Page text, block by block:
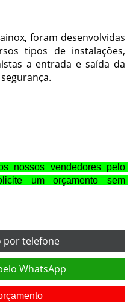
foram desenvolvidas
tipos de instalações,
a entrada e saída da
nossos vendedores pelo
um orçamento sem
por telefone
WhatsApp